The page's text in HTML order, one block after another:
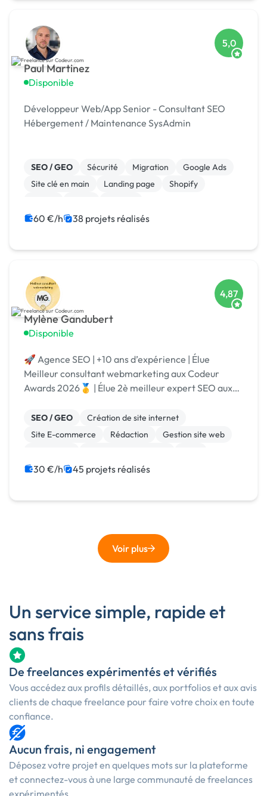
Paul Martinez
Disponible
5,0
Développeur Web/App Senior - Consultant SEO
Hébergement / Maintenance SysAdmin
SEO / GEO Sécurité Migration
Google Ads
Site clé en main
Landing page
Shopify
60 €/h 38 projets réalisés
Mylène Gandubert
Disponible
4,87
🚀 Agence SEO | +10 ans d’expérience | Élue
Meilleur consultant webmarketing aux Codeur
Awards 2026🥇 | Élue 2è meilleur expert SEO aux
Shopify
SEO / GEO
Création de site internet
Site E-commerce
Rédaction
Gestion site web
Shopify
Site clé en main
30 €/h 45 projets réalisés
Voir plus
Un service simple, rapide et
sans frais
De freelances expérimentés et vérifiés
Vous accédez aux profils détaillés, aux portfolios et aux avis
clients de chaque freelance pour faire votre choix en toute
confiance.
Aucun frais, ni engagement
Déposez votre projet en quelques mots sur la plateforme
et connectez-vous à une large communauté de freelances